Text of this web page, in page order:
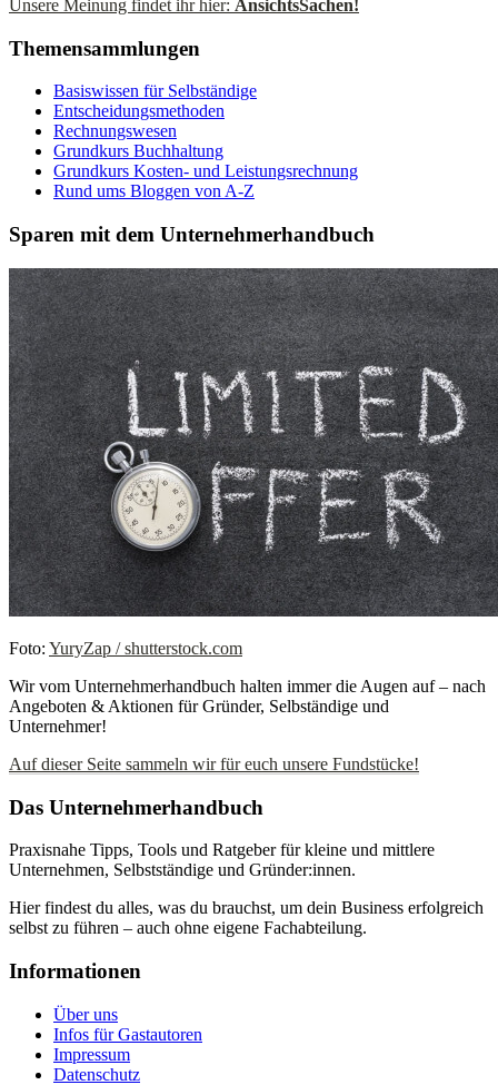
Unsere Meinung findet ihr hier: AnsichtsSachen!
Themensammlungen
Basiswissen für Selbständige
Entscheidungsmethoden
Rechnungswesen
Grundkurs Buchhaltung
Grundkurs Kosten- und Leistungsrechnung
Rund ums Bloggen von A-Z
Sparen mit dem Unternehmerhandbuch
Foto: YuryZap / shutterstock.com
Wir vom Unternehmerhandbuch halten immer die Augen auf – nach
Angeboten & Aktionen für Gründer, Selbständige und
Unternehmer!
Auf dieser Seite sammeln wir für euch unsere Fundstücke!
Das Unternehmerhandbuch
Praxisnahe Tipps, Tools und Ratgeber für kleine und mittlere
Unternehmen, Selbstständige und Gründer:innen.
Hier findest du alles, was du brauchst, um dein Business erfolgreich
selbst zu führen – auch ohne eigene Fachabteilung.
Informationen
Über uns
Infos für Gastautoren
Impressum
Datenschutz